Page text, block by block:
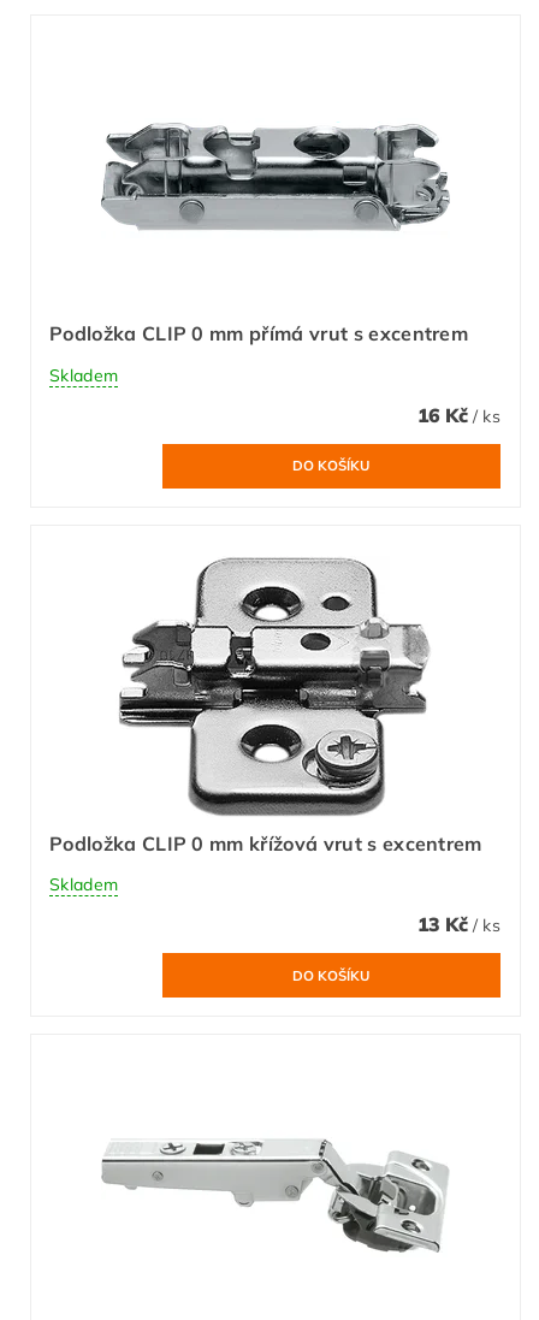
Podložka CLIP 0 mm přímá vrut s excentrem
Skladem
16 Kč / ks
Podložka CLIP 0 mm křížová vrut s excentrem
Skladem
13 Kč / ks